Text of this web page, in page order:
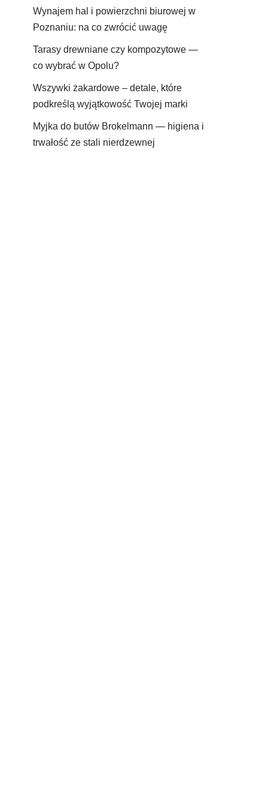
Wynajem hal i powierzchni biurowej w
Poznaniu: na co zwrócić uwagę
Tarasy drewniane czy kompozytowe —
co wybrać w Opolu?
Wszywki żakardowe – detale, które
podkreślą wyjątkowość Twojej marki
Myjka do butów Brokelmann — higiena i
trwałość ze stali nierdzewnej